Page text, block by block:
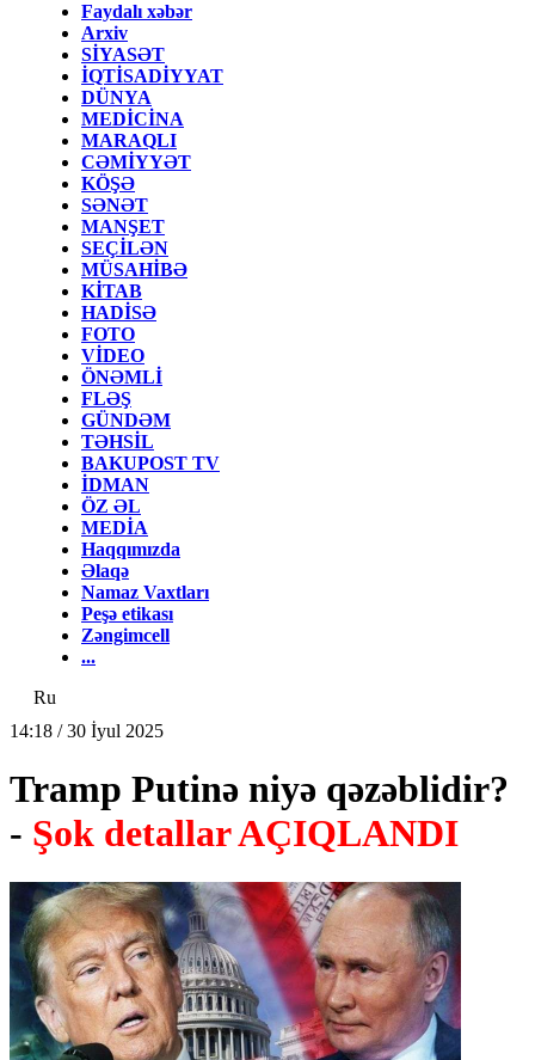
Faydalı xəbər
Arxiv
SİYASƏT
İQTİSADİYYAT
DÜNYA
MEDİCİNA
MARAQLI
CƏMİYYƏT
KÖŞƏ
SƏNƏT
MANŞET
SEÇİLƏN
MÜSAHİBƏ
KİTAB
HADİSƏ
FOTO
VİDEO
ÖNƏMLİ
FLƏŞ
GÜNDƏM
TƏHSİL
BAKUPOST TV
İDMAN
ÖZ ƏL
MEDİA
Haqqımızda
Əlaqə
Namaz Vaxtları
Peşə etikası
Zəngimcell
...
Ru
14:18 / 30 İyul 2025
Tramp Putinə niyə qəzəblidir?
- Şok detallar AÇIQLANDI